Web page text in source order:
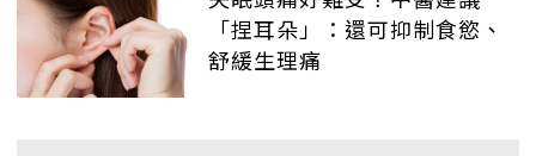
「捏耳朵」：還可抑制食慾、
舒緩生理痛